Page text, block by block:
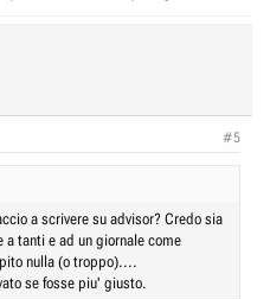
#5
a scrivere su advisor? Credo sia
a tanti e ad un giornale come
nulla (o troppo)....
se fosse piu' giusto.